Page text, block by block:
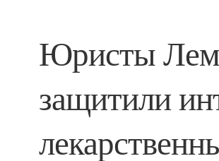
Юристы
защитили